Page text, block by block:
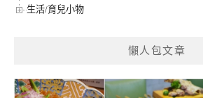
生活/育兒小物
懶人包文章